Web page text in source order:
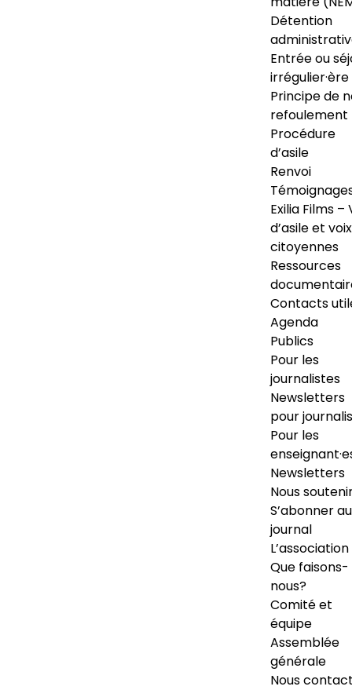
Détention
Entrée ou
irrégulier·ère
Principe de
refoulement
Procédure
d’asile
Renvoi
Exilia Films –
d’asile et voix
citoyennes
Ressources
Contacts
Agenda
Publics
Pour les
journalistes
Newsletters
pour
Pour les
Newsletters
Nous
S’abonner au
journal
L’association
Que faisons-
nous?
Comité et
équipe
Assemblée
générale
Nous